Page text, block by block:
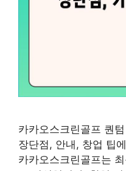
카카오스크린골프 퀀
장단점, 안내, 창업 팁
카카오스크린골프는